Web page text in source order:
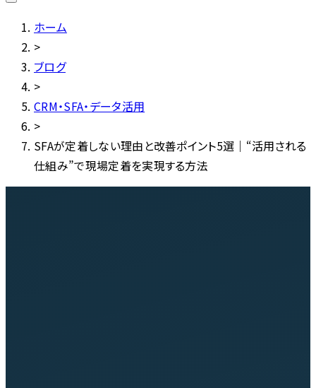
ホーム
>
ブログ
>
CRM・SFA・データ活用
>
SFAが定着しない理由と改善ポイント5選｜“活用される
仕組み”で現場定着を実現する方法